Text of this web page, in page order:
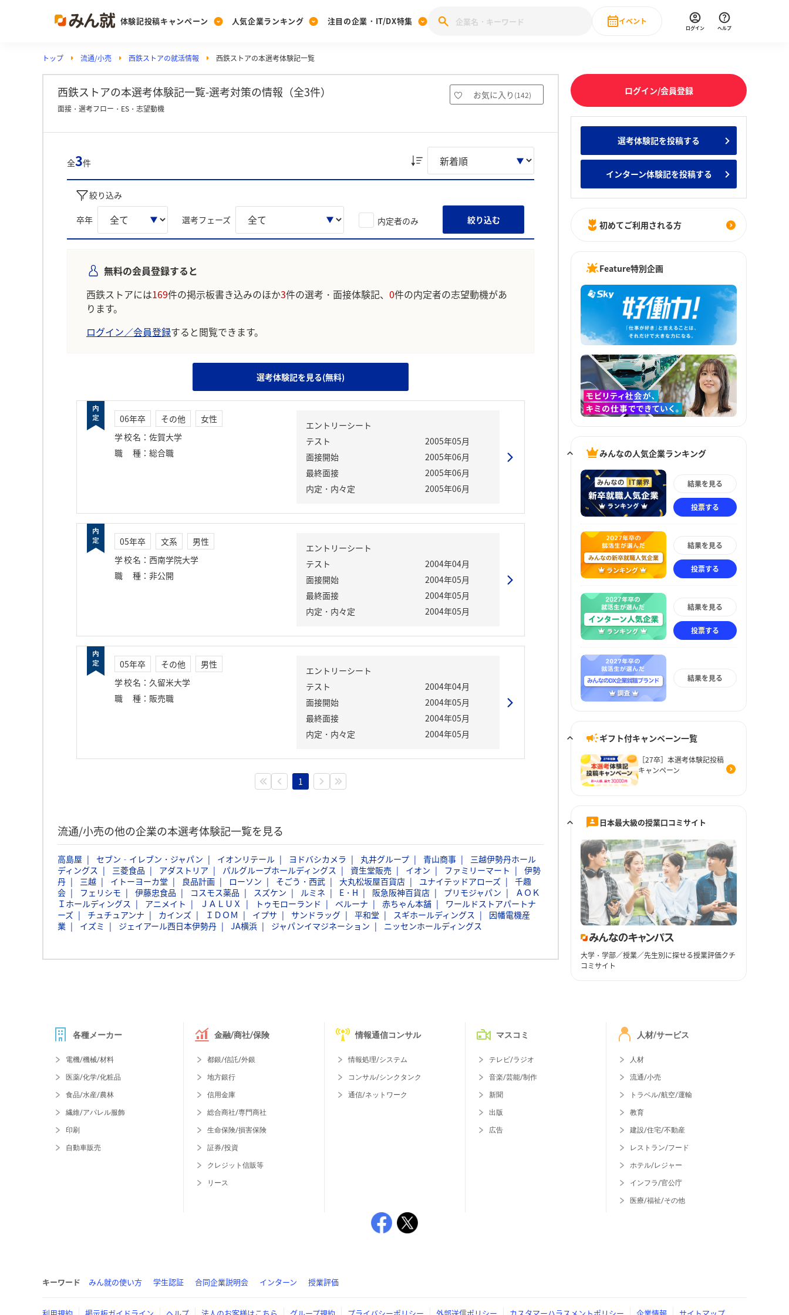
体験記投稿キャンペーン
Post
投稿する
[27卒] 本選考体験記投稿キャンペーン
人気企業ランキング
Ranking
ランキングを見る
みんなのDX企業就職ブランド調査
Vote みんなの新卒就職人気企業ランキング みんなのインターン人気企業ランキ
注目の企業・IT/DX特集
PickUp
注目の企業特集
28卒 IT・DX現場社員インタビュー
イベント
直近のイベント一覧
ログイン ヘルプ
トップ 流通/小売 西鉄ストアの就活情報 西鉄ストアの本選考体験記一覧
西鉄ストアの本選考体験記一覧-選考対策の情報（全3件） お気に入り (142)
面接・選考フロー・ES・志望動機
全3件
絞り込み
卒年 選考フェーズ 内定者のみ 絞り込む
無料の会員登録すると
西鉄ストアには169件の掲示板書き込みのほか3件の選考・面接体験記、 0件の内定者の志望動機があ
ります。
ログイン／会員登録すると閲覧できます。
選考体験記を見る(無料)
06年卒 その他
女性
学校名 ： 佐賀大学
職種 ： 総合職
エントリーシート
テスト
2005年05月
面接開始
2005年06月
最終面接
2005年06月
内定・内々定
2005年06月
05年卒 文系
男性
学校名 ： 西南学院大学
職種 ： 非公開
エントリーシート
テスト
2004年04月
面接開始
2004年05月
最終面接
2004年05月
内定・内々定
2004年05月
05年卒 その他
男性
学校名 ： 久留米大学
職種 ： 販売職
エントリーシート
テスト
2004年04月
面接開始
2004年05月
最終面接
2004年05月
内定・内々定
2004年05月
1
流通/小売の他の企業の本選考体験記一覧を見る
高島屋 セブン‐イレブン・ジャパン イオンリテール ヨドバシカメラ 丸井グループ 青山商事
三越伊勢丹ホール
ディングス
三菱食品 アダストリア パルグループホールディングス 資生堂販売 イオン ファミリーマート
伊勢
丹
三越 イトーヨーカ堂 良品計画 ローソン そごう・西武 大丸松坂屋百貨店 ユナイテッドアローズ
千趣
会
フェリシモ 伊藤忠食品 コスモス薬品 スズケン ルミネ E・H 阪急阪神百貨店 プリモジャパン
ＡＯＫ
Ｉホールディングス
アニメイト ＪＡＬＵＸ トゥモローランド ベルーナ 赤ちゃん本舗
ワールドストアパートナ
ーズ
チュチュアンナ カインズ ＩＤＯＭ イプサ サンドラッグ 平和堂 スギホールディングス
因幡電機産
業
イズミ ジェイアール西日本伊勢丹 JA横浜 ジャパンイマジネーション ニッセンホールディングス
ログイン/会員登録
選考体験記を投稿する
インターン体験記を投稿する
初めてご利用される方
Feature特別企画
みんなの人気企業ランキング
結果を見る
投票する
結果を見る
投票する
結果を見る
投票する
結果を見る
ギフト付キャンペーン一覧
［27卒］本選考体験記投稿
キャンペーン
日本最大級の授業口コミサイト
大学・学部／授業／先生別に探せる授業評価クチ
コミサイト
各種メーカー
電機/機械/材料
医薬/化学/化粧品
食品/水産/農林
繊維/アパレル服飾
印刷
自動車販売
金融/商社/保険
都銀/信託/外銀
地方銀行
信用金庫
総合商社/専門商社
生命保険/損害保険
証券/投資
クレジット信販等
リース
情報通信コンサル
情報処理/システム
コンサル/シンクタンク
通信/ネットワーク
マスコミ
テレビ/ラジオ
音楽/芸能/制作
新聞
出版
広告
人材/サービス
人材
流通/小売
トラベル/航空/運輸
教育
建設/住宅/不動産
レストラン/フード
ホテル/レジャー
インフラ/官公庁
医療/福祉/その他
キーワード みん就の使い方 学生認証 合同企業説明会 インターン 授業評価